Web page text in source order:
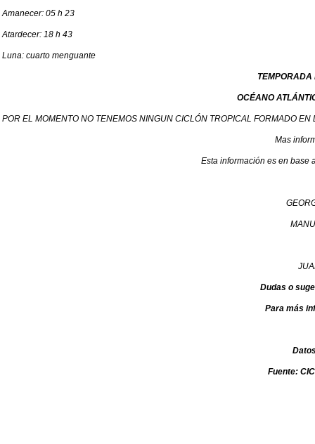
Amanecer: 05 h 23
Atardecer: 18 h 43
Luna: cuarto menguante
TEMPORADA
OCÉANO
POR EL MOMENTO NO TENEMOS NINGUN CICLÓN TROPICAL FORMADO
Mas
Esta información es en base
Dudas o
Para más
Fuente: